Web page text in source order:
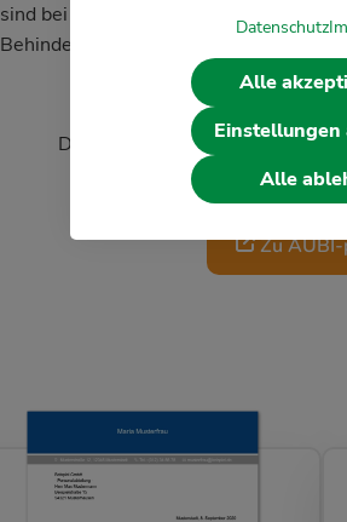
sind bei uns alle Menschen -
Behinderung, Religion, Alter sowie
Die vollständige Anzeige
Zu
Datenschutz
Alle
Einstellungen
Alle